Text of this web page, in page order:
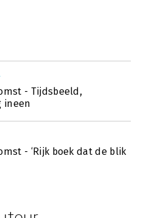
- Tijdsbeeld,
ineen
- ‘Rijk boek dat de blik